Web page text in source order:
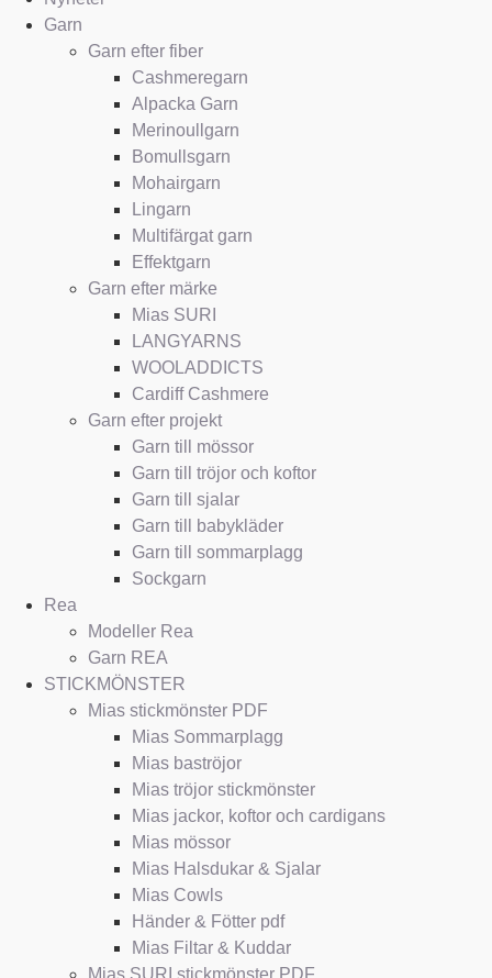
Garn
Garn efter fiber
Cashmeregarn
Alpacka Garn
Merinoullgarn
Bomullsgarn
Mohairgarn
Lingarn
Multifärgat garn
Effektgarn
Garn efter märke
Mias SURI
LANGYARNS
WOOLADDICTS
Cardiff Cashmere
Garn efter projekt
Garn till mössor
Garn till tröjor och koftor
Garn till sjalar
Garn till babykläder
Garn till sommarplagg
Sockgarn
Rea
Modeller Rea
Garn REA
STICKMÖNSTER
Mias stickmönster PDF
Mias Sommarplagg
Mias baströjor
Mias tröjor stickmönster
Mias jackor, koftor och cardigans
Mias mössor
Mias Halsdukar & Sjalar
Mias Cowls
Händer & Fötter pdf
Mias Filtar & Kuddar
Mias SURI stickmönster PDF